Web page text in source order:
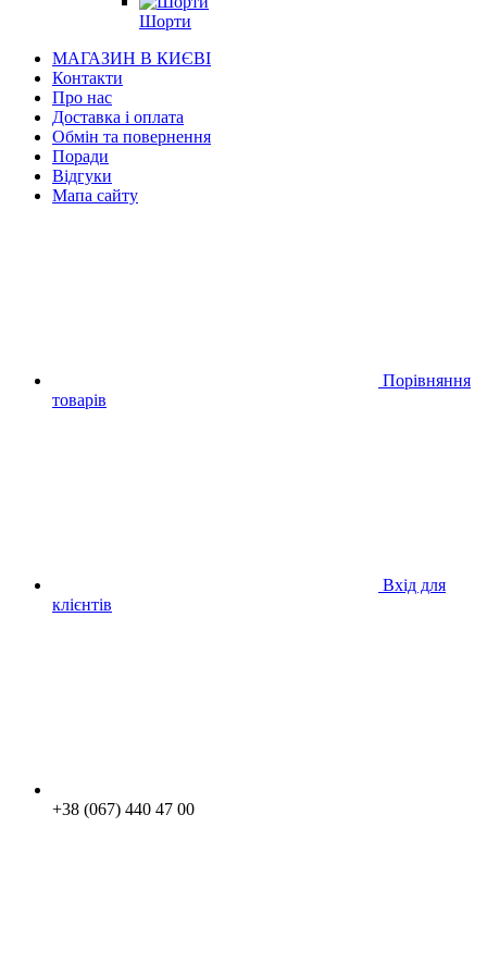
Шорти
МАГАЗИН В КИЄВІ
Контакти
Про нас
Доставка і оплата
Обмін та повернення
Поради
Відгуки
Мапа сайту
Порівняння
товарів
Вхід для
клієнтів
+38 (067) 440 47 00